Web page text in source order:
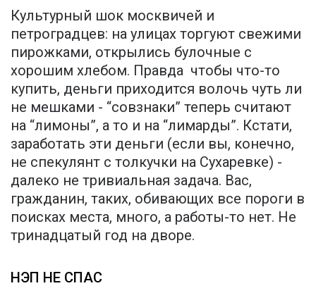
Культурный шок москвичей и
петроградцев: на улицах торгуют свежими
пирожками, открылись булочные с
хорошим хлебом. Правда чтобы что-то
купить, деньги приходится волочь чуть ли
не мешками - “совзнаки” теперь считают
на “лимоны”, а то и на “лимарды”. Кстати,
заработать эти деньги (если вы, конечно,
не спекулянт с толкучки на Сухаревке) -
далеко не тривиальная задача. Вас,
гражданин, таких, обивающих все пороги в
поисках места, много, а работы-то нет. Не
тринадцатый год на дворе.
НЭП НЕ СПАС